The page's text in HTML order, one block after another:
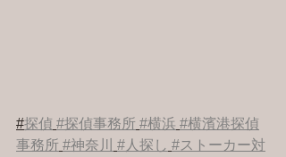
#探偵 #探偵事務所 #横浜 #横濱港探偵
事務所 #神奈川 #人探し #ストーカー対